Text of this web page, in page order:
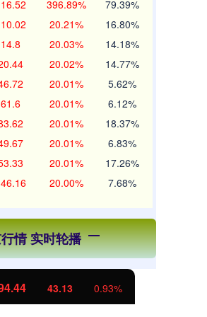
396.89% 79.39%
20.21% 16.80%
14.8 20.03% 14.18%
20.02% 14.77%
20.01% 5.62%
61.6 20.01% 6.12%
20.01% 18.37%
20.01% 6.83%
20.01% 17.26%
20.00% 7.68%
情 实时轮播
43.13 0.93%